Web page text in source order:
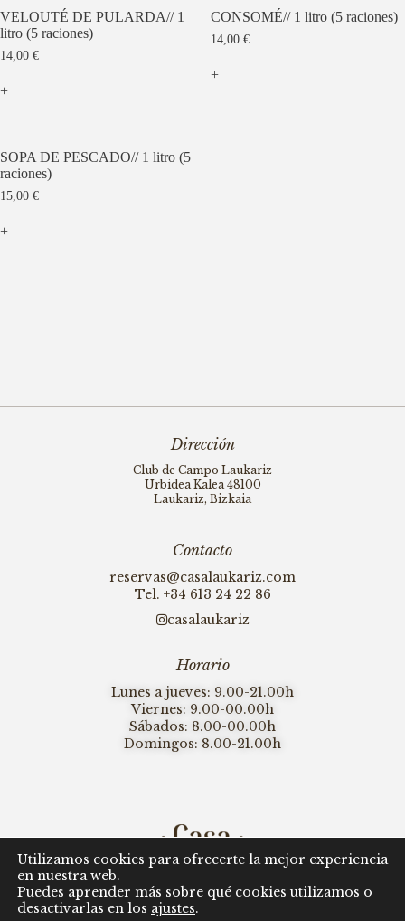
VELOUTÉ DE PULARDA// 1
litro (5 raciones)
14,00 €
+
CONSOMÉ// 1 litro (5 raciones)
14,00 €
+
SOPA DE PESCADO// 1 litro (5
raciones)
15,00 €
+
Dirección
Club de Campo Laukariz
Urbidea Kalea 48100
Laukariz, Bizkaia
Contacto
reservas@casalaukariz.com
Tel. +34 613 24 22 86
casalaukariz
Horario
Lunes a jueves: 9.00-21.00h
Viernes: 9.00-00.00h
Sábados: 8.00-00.00h
Domingos: 8.00-21.00h
Utilizamos cookies para ofrecerte la mejor experiencia
en nuestra web.
Puedes aprender más sobre qué cookies utilizamos o
desactivarlas en los ajustes.